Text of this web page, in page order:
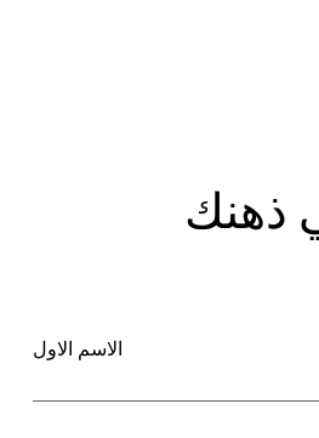
ذهنك
الاسم الاول